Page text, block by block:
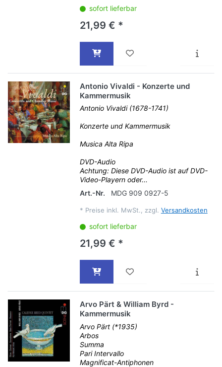
sofort lieferbar
21,99 € *
Antonio Vivaldi - Konzerte und
Kammermusik
Antonio Vivaldi (1678-1741)
Konzerte und Kammermusik
Musica Alta Ripa
DVD-Audio
Achtung: Diese DVD-Audio ist auf DVD-
Video-Playern oder...
Art.-Nr.
MDG 909 0927-5
* Preise inkl. MwSt., zzgl. Versandkosten
sofort lieferbar
21,99 € *
Arvo Pärt & William Byrd -
Kammermusik
Arvo Pärt (*1935)
Arbos
Summa
Pari Intervallo
Magnificat-Antiphonen